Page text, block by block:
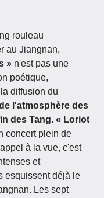
rouleau
au Jiangnan,
» n'est pas une
poétique,
diffusion du
l'atmosphère des
des Tang. « Loriot
concert plein de
à la vue, c'est
et
esquissent déjà le
Les sept